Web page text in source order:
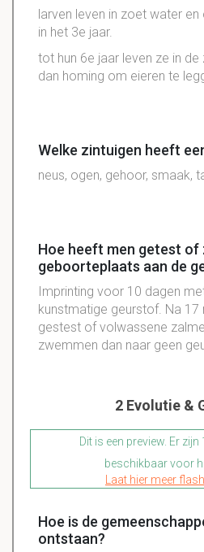
larven leven in zoet water
in het 3e jaar.
tot hun 6e jaar leven ze in
dan homing om eieren te
Welke zintuigen heeft
neus, ogen, gehoor, smaak,
Hoe heeft men getest of
geboorteplaats aan de
Imprinting voor 10 dagen
kunstmatige geurstof. Na 17
gestest of volwassene
zwemmen dan naar geen
2 Evolutie &
Dit is een preview. Er
beschikbaar voor
Laat hier meer
Hoe is de
ontstaan?